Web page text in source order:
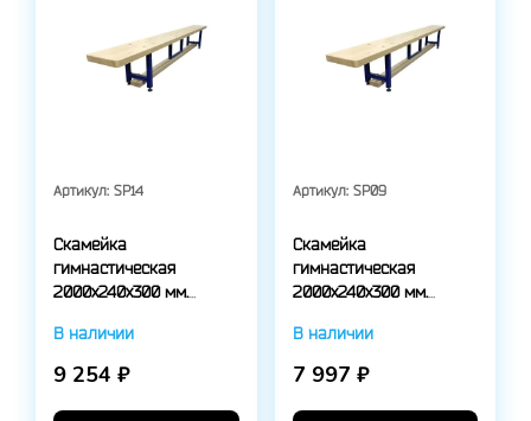
Артикул: SP14
Скамейка
гимнастическая
2000х240х300 мм.
металлических
регулируемых ножках
В наличии
9 254 ₽
Артикул: SP09
Скамейка
гимнастическая
2000х240х300 мм.
металлических
регулируемых ножках
В наличии
7 997 ₽